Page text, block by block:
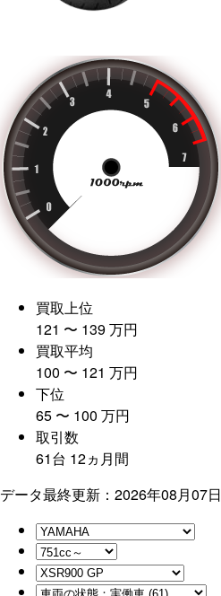
買取上位
121 〜 139万円
買取平均
100 〜 121 万円
下位
65 〜 100 万円
取引数
61台 12ヵ月間
データ最終更新：2026年08月07日